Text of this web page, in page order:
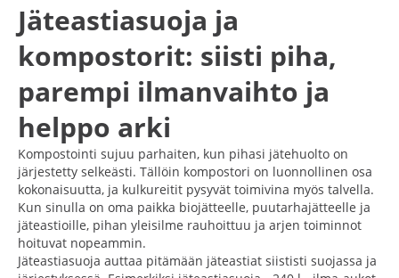
Jäteastiasuoja ja
kompostorit: siisti piha,
parempi ilmanvaihto ja
helppo arki
Kompostointi sujuu parhaiten, kun pihasi jätehuolto on
järjestetty selkeästi. Tällöin kompostori on luonnollinen osa
kokonaisuutta, ja kulkureitit pysyvät toimivina myös talvella.
Kun sinulla on oma paikka biojätteelle, puutarhajätteelle ja
jäteastioille, pihan yleisilme rauhoittuu ja arjen toiminnot
hoituvat nopeammin.
Jäteastiasuoja auttaa pitämään jäteastiat siististi suojassa ja